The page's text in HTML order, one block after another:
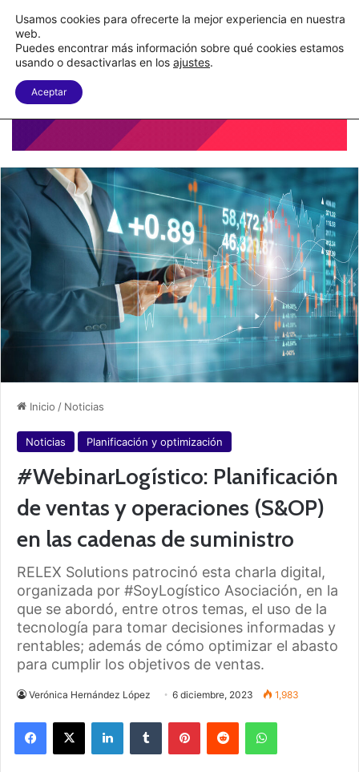
C&A México completa la implementación de su WMS en la nube
Menu
Inicio / Noticias
Noticias Planificación y optimización
#WebinarLogístico: Planificación
de ventas y operaciones (S&OP)
en las cadenas de suministro
RELEX Solutions patrocinó esta charla digital,
organizada por #SoyLogístico Asociación, en la
que se abordó, entre otros temas, el uso de la
tecnología para tomar decisiones informadas y
rentables; además de cómo optimizar el abasto
para cumplir los objetivos de ventas.
Verónica Hernández López 6 diciembre, 2023 1,983
Usamos cookies para ofrecerte la mejor experiencia en nuestra
web.
Puedes encontrar más información sobre qué cookies estamos
usando o desactivarlas en los ajustes.
Aceptar